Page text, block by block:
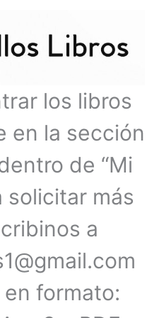
los libros
en la sección
de “Mi
solicitar más
a
formato: